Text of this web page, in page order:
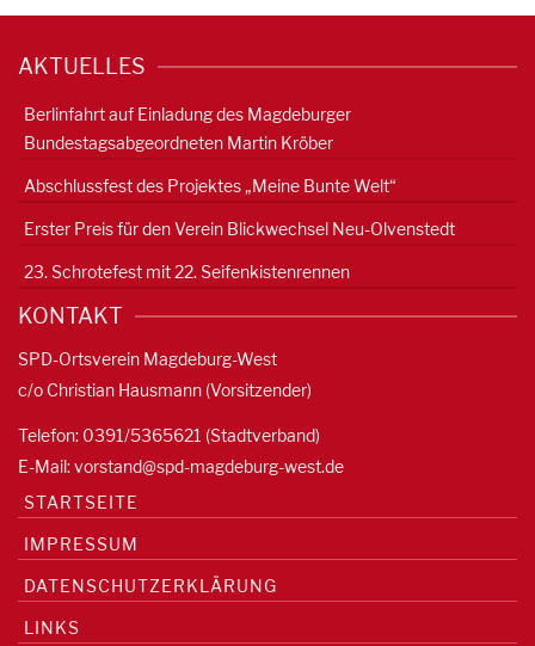
AKTUELLES
Berlinfahrt auf Einladung des Magdeburger
Bundestagsabgeordneten Martin Kröber
Abschlussfest des Projektes „Meine Bunte Welt“
Erster Preis für den Verein Blickwechsel Neu-Olvenstedt
23. Schrotefest mit 22. Seifenkistenrennen
KONTAKT
SPD-Ortsverein Magdeburg-West
c/o Christian Hausmann (Vorsitzender)
Telefon: 0391/5365621 (Stadtverband)
E-Mail:vorstand@spd-magdeburg-west.de
STARTSEITE
IMPRESSUM
DATENSCHUTZERKLÄRUNG
LINKS